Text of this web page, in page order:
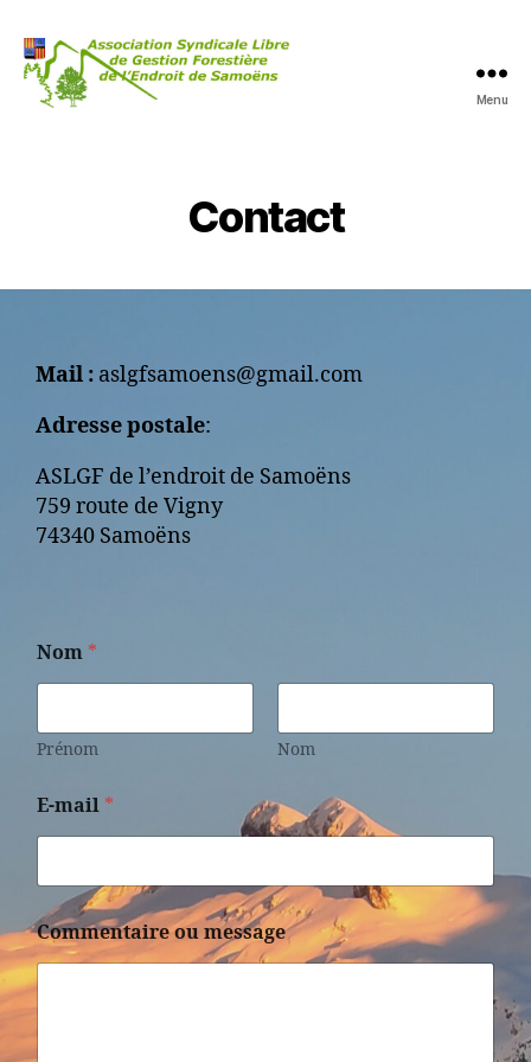
Menu
Contact
Mail : aslgfsamoens@gmail.com
Adresse postale:
ASLGF de l’endroit de Samoëns
759 route de Vigny
74340 Samoëns
Nom *
Prénom Nom
E-mail *
Commentaire ou message